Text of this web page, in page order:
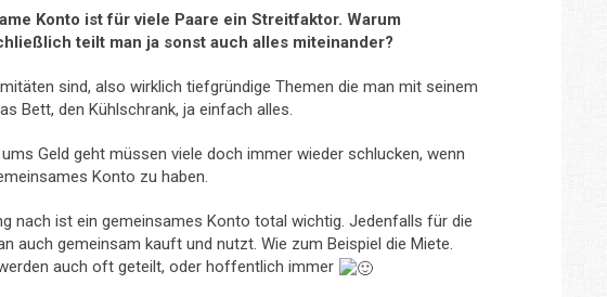
Konto ist für viele Paare ein Streitfaktor. Warum
teilt man ja sonst auch alles miteinander?
sind, also wirklich tiefgründige Themen die man mit seinem
Bett, den Kühlschrank, ja einfach alles.
Geld geht müssen viele doch immer wieder schlucken, wenn
Konto zu haben.
nach ist ein gemeinsames Konto total wichtig. Jedenfalls für die
auch gemeinsam kauft und nutzt. Wie zum Beispiel die Miete.
auch oft geteilt, oder hoffentlich immer